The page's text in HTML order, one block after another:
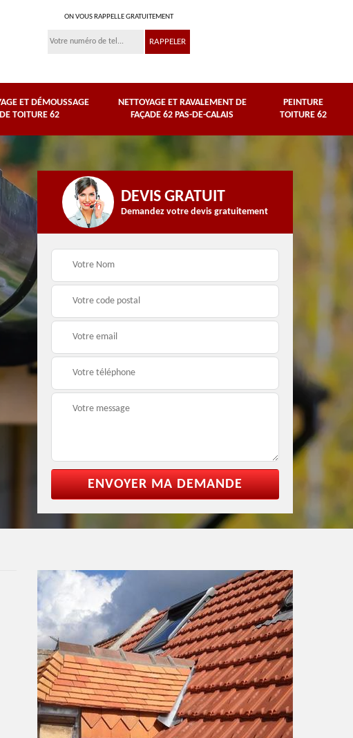
ON VOUS RAPPELLE GRATUITEMENT
ET DÉMOUSSAGE
DE TOITURE 62
NETTOYAGE ET RAVALEMENT DE
FAÇADE 62 PAS-DE-CALAIS
PEINTURE
TOITURE 62
et
de
62
62 Pas-de-Calais
DEVIS GRATUIT
Demandez votre devis gratuitement